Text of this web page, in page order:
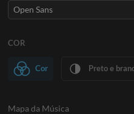
COR
Cor Preto e
Mapa da Música